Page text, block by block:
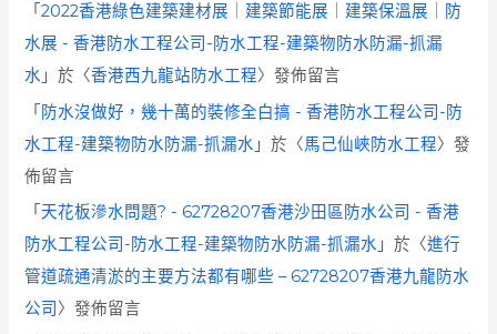
「2022香港綠色建築建材展｜建築節能展｜建築保溫展｜防
水展 - 香港防水工程公司-防水工程-建築物防水防漏-抓漏
水 」於〈香港西九龍站防水工程〉發佈留言
「 防水沒做好，幾十萬的裝修全白搞 - 香港防水工程公司-防
水工程-建築物防水防漏-抓漏水 」於〈馬己仙峽防水工程〉發
佈留言
「 天花板滲水問題? - 62728207香港沙田區防水公司 - 香港
防水工程公司-防水工程-建築物防水防漏-抓漏水 」於〈進行
管道疏通清淤的主要方法都有哪些 – 62728207香港九龍防水
公司 〉發佈留言